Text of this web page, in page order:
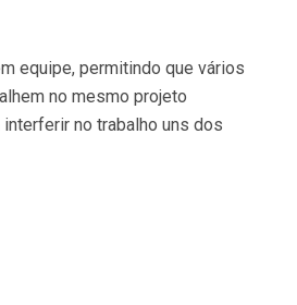
equipe, permitindo que vários
no mesmo projeto
no trabalho uns dos